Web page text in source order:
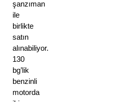
şanzıman
ile
birlikte
satın
alınabiliyor.
130
bg’lik
benzinli
motorda